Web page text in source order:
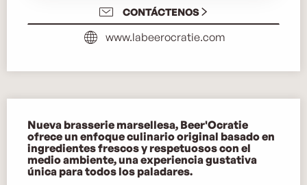
CONTÁCTENOS
www.labeerocratie.com
Nueva brasserie marsellesa, Beer'Ocratie
ofrece un enfoque culinario original basado en
ingredientes frescos y respetuosos con el
medio ambiente, una experiencia gustativa
única para todos los paladares.